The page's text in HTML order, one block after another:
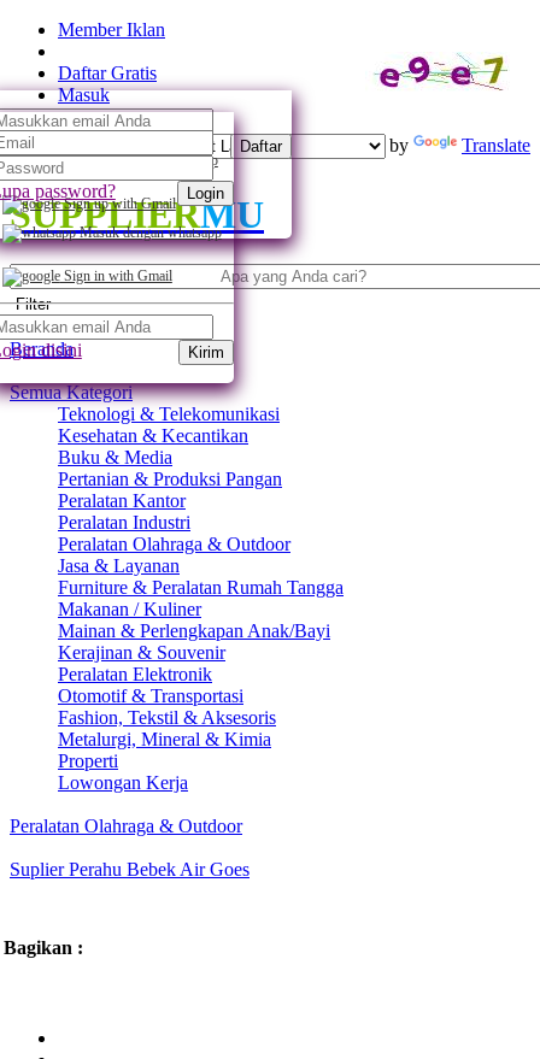
Member Iklan
Daftar Gratis
Daftar
Daftar dengan whatsapp
Sign up with Gmail
Masuk
password? Login
Masuk dengan whatsapp
Sign in with Gmail
disini Kirim
Powered by Translate
SUPPLIERMU
Filter
Beranda
Semua Kategori
Teknologi & Telekomunikasi
Kesehatan & Kecantikan
Buku & Media
Pertanian & Produksi Pangan
Peralatan Kantor
Peralatan Industri
Peralatan Olahraga & Outdoor
Jasa & Layanan
Furniture & Peralatan Rumah Tangga
Makanan / Kuliner
Mainan & Perlengkapan Anak/Bayi
Kerajinan & Souvenir
Peralatan Elektronik
Otomotif & Transportasi
Fashion, Tekstil & Aksesoris
Metalurgi, Mineral & Kimia
Properti
Lowongan Kerja
Peralatan Olahraga & Outdoor
Suplier Perahu Bebek Air Goes
Bagikan :